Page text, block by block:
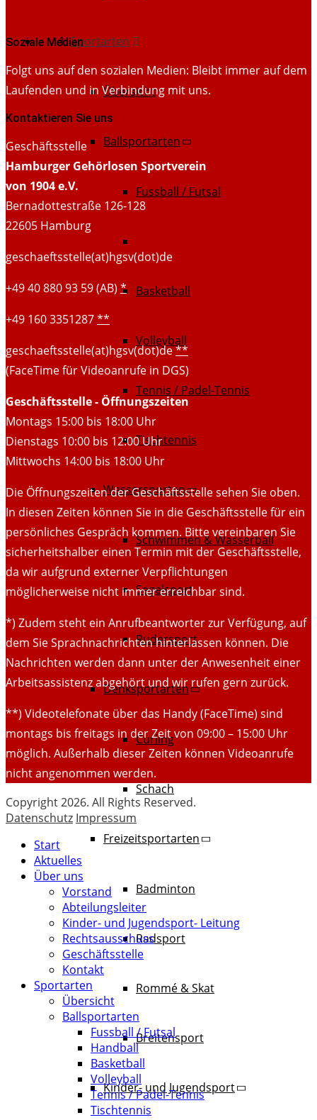
Sportarten
Übersicht
Ballsportarten
Fussball / Futsal
Basketball
Volleyball
Tennis / Padel-Tennis
Tischtennis
Wassersporten
Schwimmen & Wasserball
Segelsport
Rudersport
Denksportarten
Curling
Schach
Freizeitsportarten
Badminton
Radsport
Rommé & Skat
Breitensport
Kinder- und Jugendsport
Soziale Medien
Folgt uns auf den sozialen Medien: Bleibt immer auf dem
Laufenden und in Verbindung mit uns.
Kontaktieren Sie uns
Geschäftsstelle
Hamburger Gehörlosen Sportverein
von 1904 e.V.
Bernadottestraße 126-128
22605 Hamburg
geschaeftsstelle(at)hgsv(dot)de
+49 40 880 93 59 (AB) *
+49 160 3351287**
geschaeftsstelle(at)hgsv(dot)de**
(FaceTime für Videoanrufe in DGS)
Geschäftsstelle - Öffnungszeiten
Montags 15:00 bis 18:00 Uhr
Dienstags 10:00 bis 12:00 Uhr
Mittwochs 14:00 bis 18:00 Uhr
Die Öffnungszeiten der Geschäftsstelle sehen Sie oben.
In diesen Zeiten können Sie in die Geschäftsstelle für ein
persönliches Gespräch kommen. Bitte vereinbaren Sie
sicherheitshalber einen Termin mit der Geschäftsstelle,
da wir aufgrund externer Verpflichtungen
möglicherweise nicht immer erreichbar sind.
*) Zudem steht ein Anrufbeantworter zur Verfügung, auf
dem Sie Sprachnachrichten hinterlassen können. Die
Nachrichten werden dann unter der Anwesenheit einer
Arbeitsassistenz abgehört und wir rufen gern zurück.
**) Videotelefonate über das Handy (FaceTime) sind
montags bis freitags in der Zeit von 09:00 – 15:00 Uhr
möglich. Außerhalb dieser Zeiten können Videoanrufe
nicht angenommen werden.
Copyright 2026. All Rights Reserved.
Datenschutz Impressum
Start
Aktuelles
Über uns
Vorstand
Abteilungsleiter
Kinder- und Jugendsport- Leitung
Rechtsausschuss
Geschäftsstelle
Kontakt
Sportarten
Übersicht
Ballsportarten
Fussball / Futsal
Handball
Basketball
Volleyball
Tennis / Padel-Tennis
Tischtennis